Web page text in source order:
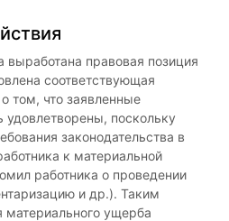
правовая позиция
соответствующая
том, что заявленные
удовлетворены, поскольку
законодательства в
к материальной
работника о проведении
и др.). Таким
материального ущерба